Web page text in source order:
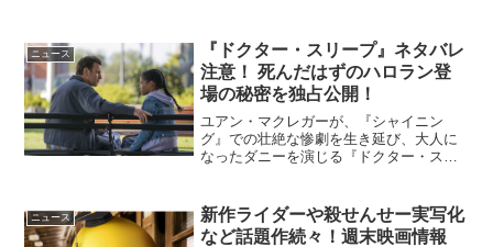
ニュース
『ドクター・スリープ』ネタバレ
注意！ 死んだはずのハロラン登
場の秘密を独占公開！
ユアン・マクレガーが、『シャイニン
グ』での壮絶な惨劇を生き延び、大人に
なったダニーを演じる『ドクター・スリ
に全米公開され大ヒット。スティーヴ
ン・キングが次に仕掛ける...
ニュース
新作ライダーや殺せんせー実写化
など話題作続々！週末映画情報